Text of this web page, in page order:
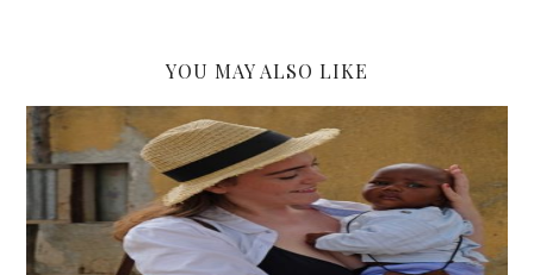
YOU MAY ALSO LIKE